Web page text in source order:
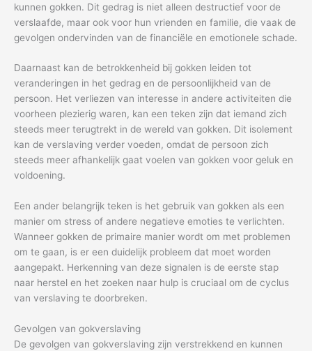
kunnen gokken. Dit gedrag is niet alleen destructief voor de
verslaafde, maar ook voor hun vrienden en familie, die vaak de
gevolgen ondervinden van de financiële en emotionele schade.
Daarnaast kan de betrokkenheid bij gokken leiden tot
veranderingen in het gedrag en de persoonlijkheid van de
persoon. Het verliezen van interesse in andere activiteiten die
voorheen plezierig waren, kan een teken zijn dat iemand zich
steeds meer terugtrekt in de wereld van gokken. Dit isolement
kan de verslaving verder voeden, omdat de persoon zich
steeds meer afhankelijk gaat voelen van gokken voor geluk en
voldoening.
Een ander belangrijk teken is het gebruik van gokken als een
manier om stress of andere negatieve emoties te verlichten.
Wanneer gokken de primaire manier wordt om met problemen
om te gaan, is er een duidelijk probleem dat moet worden
aangepakt. Herkenning van deze signalen is de eerste stap
naar herstel en het zoeken naar hulp is cruciaal om de cyclus
van verslaving te doorbreken.
Gevolgen van gokverslaving
De gevolgen van gokverslaving zijn verstrekkend en kunnen